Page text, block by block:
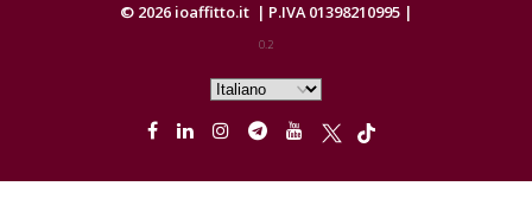
© 2026 ioaffitto.it | P.IVA 01398210995 |
0.2